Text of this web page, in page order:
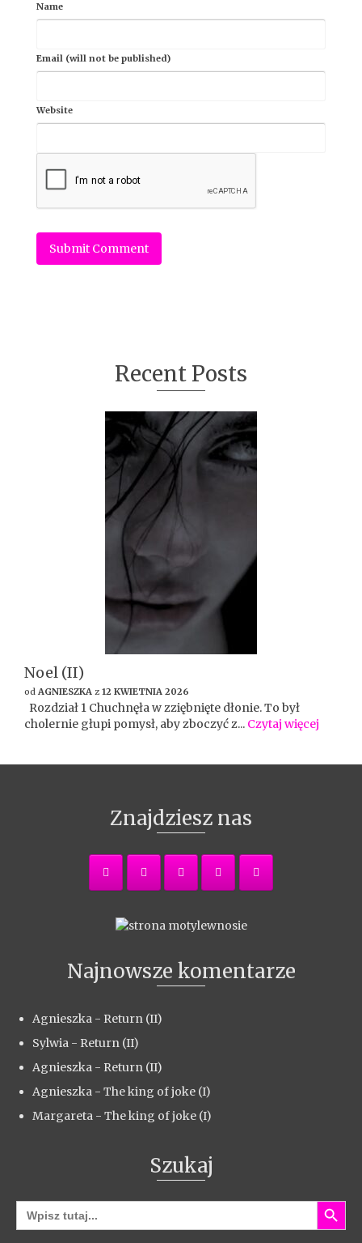
Name
Email (will not be published)
Website
Recent Posts
Noel (II)
od AGNIESZKA z 12 KWIETNIA 2026
Rozdział 1 Chuchnęła w zziębnięte dłonie. To był
cholernie głupi pomysł, aby zboczyć z... Czytaj więcej
Znajdziesz nas
Najnowsze komentarze
Agnieszka - Return (II)
Sylwia - Return (II)
Agnieszka - Return (II)
Agnieszka - The king of joke (I)
Margareta - The king of joke (I)
Szukaj
Search
for:
Search Button